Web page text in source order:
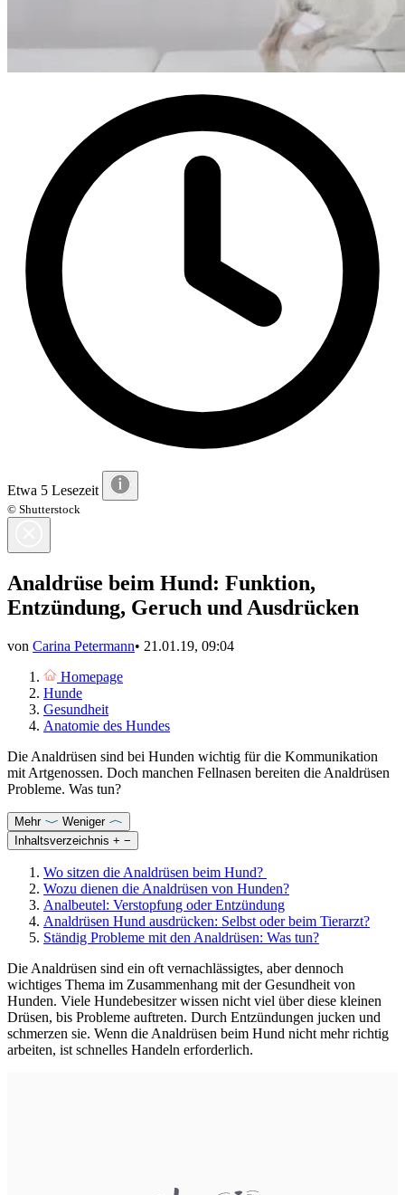
Etwa 5 Lesezeit
© Shutterstock
Analdrüse beim Hund: Funktion,
Entzündung, Geruch und Ausdrücken
von Carina Petermann• 21.01.19, 09:04
Homepage
Hunde
Gesundheit
Anatomie des Hundes
Die Analdrüsen sind bei Hunden wichtig für die Kommunikation
mit Artgenossen. Doch manchen Fellnasen bereiten die Analdrüsen
Probleme. Was tun?
Mehr
Weniger
Inhaltsverzeichnis + −
Wo sitzen die Analdrüsen beim Hund?
Wozu dienen die Analdrüsen von Hunden?
Analbeutel: Verstopfung oder Entzündung
Analdrüsen Hund ausdrücken: Selbst oder beim Tierarzt?
Ständig Probleme mit den Analdrüsen: Was tun?
Die Analdrüsen sind ein oft vernachlässigtes, aber dennoch
wichtiges Thema im Zusammenhang mit der Gesundheit von
Hunden. Viele Hundebesitzer wissen nicht viel über diese kleinen
Drüsen, bis Probleme auftreten. Durch Entzündungen jucken und
schmerzen sie. Wenn die Analdrüsen beim Hund nicht mehr richtig
arbeiten, ist schnelles Handeln erforderlich.